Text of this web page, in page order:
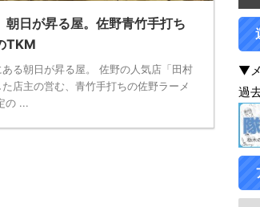
朝日が昇る屋。佐野青竹手打ち
TKM
る朝日が昇る屋。 佐野の人気店「田村
店主の営む、青竹手打ちの佐野ラーメ
の ...
▼
過